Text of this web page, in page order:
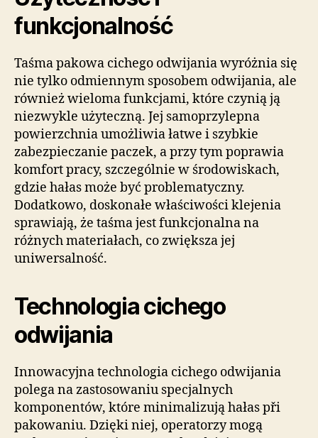
funkcjonalność
Taśma pakowa cichego odwijania wyróżnia się
nie tylko odmiennym sposobem odwijania, ale
również wieloma funkcjami, które czynią ją
niezwykle użyteczną. Jej samoprzylepna
powierzchnia umożliwia łatwe i szybkie
zabezpieczanie paczek, a przy tym poprawia
komfort pracy, szczególnie w środowiskach,
gdzie hałas może być problematyczny.
Dodatkowo, doskonałe właściwości klejenia
sprawiają, że taśma jest funkcjonalna na
różnych materiałach, co zwiększa jej
uniwersalność.
Technologia cichego
odwijania
Innowacyjna technologia cichego odwijania
polega na zastosowaniu specjalnych
komponentów, które minimalizują hałas při
pakowaniu. Dzięki niej, operatorzy mogą